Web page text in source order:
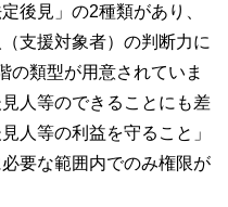
後見」の2種類があり、
支援対象者）の判断力に
の類型が用意されていま
人等のできることにも差
人等の利益を守ること」
要な範囲内でのみ権限が